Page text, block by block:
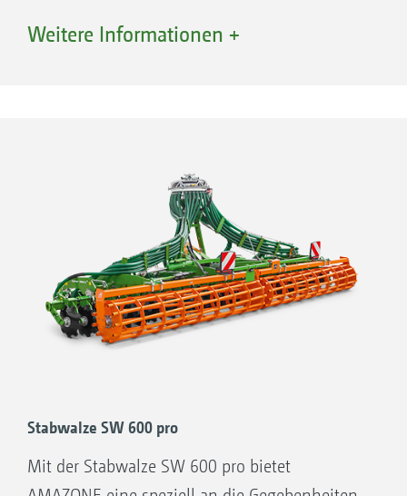
reduziert. Die Tiefenführung erfolgt über die
Verringerung des Maschinengewichts
Schnellere Abtrocknung und Erwärmung
des Bodens
Mechanische Unkrautbekämpfung
Zusätzliche Strohnivellierung
Weitere Informationen +
Stabwalze SW 600 pro
Mit der Stabwalze SW 600 pro bietet